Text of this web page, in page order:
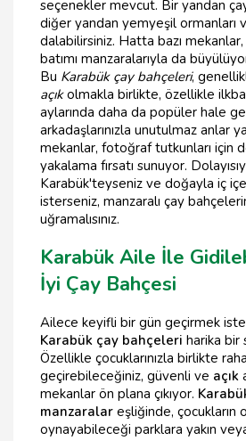
seçenekler mevcut. Bir yandan
diğer yandan yemyeşil ormanları
dalabilirsiniz. Hatta bazı
batımı manzaralarıyla da
Bu Karabük çay bahçeleri,
açıkolmakla birlikte, özellikle
aylarında daha da popüler hale
arkadaşlarınızla unutulmaz anlar
mekanlar, fotoğraf tutkunları için
yakalama fırsatı sunuyor.
Karabük'teyseniz ve doğayla iç
isterseniz, manzaralı çay
uğramalısınız.
Karabük Aile İle
İyi Çay Bahçesi
Ailece keyifli bir gün geçirmek
Karabük çay bahçeleri harika bir
Özellikle çocuklarınızla birlikte
geçirebileceğiniz, güvenli ve açık
mekanlar ön plana çıkıyor.
manzaralar eşliğinde, çocukların
oynayabileceği parklara yakın